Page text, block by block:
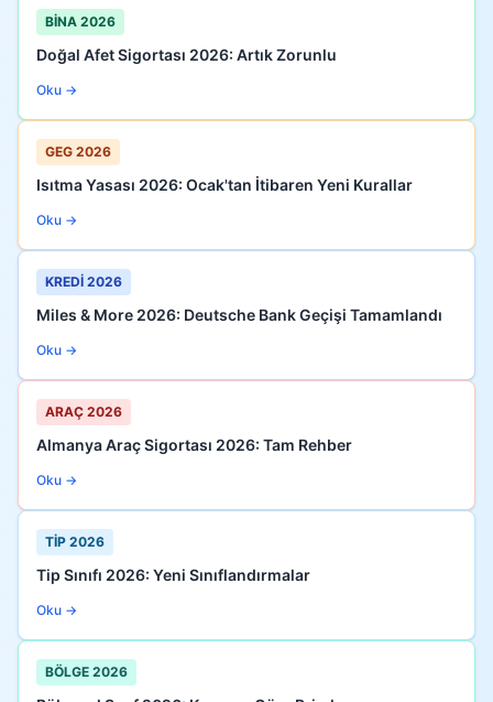
BİNA 2026
Doğal Afet Sigortası 2026: Artık Zorunlu
Oku →
GEG 2026
Isıtma Yasası 2026: Ocak'tan İtibaren Yeni Kurallar
Oku →
KREDİ 2026
Miles & More 2026: Deutsche Bank Geçişi Tamamlandı
Oku →
ARAÇ 2026
Almanya Araç Sigortası 2026: Tam Rehber
Oku →
TİP 2026
Tip Sınıfı 2026: Yeni Sınıflandırmalar
Oku →
BÖLGE 2026